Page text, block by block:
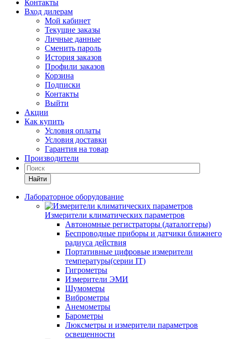
Контакты
Вход дилерам
Мой кабинет
Текущие заказы
Личные данные
Сменить пароль
История заказов
Профили заказов
Корзина
Подписки
Контакты
Выйти
Акции
Как купить
Условия оплаты
Условия доставки
Гарантия на товар
Производители
Найти
Лабораторное оборудование
Измерители климатических параметров
Автономные регистраторы (даталоггеры)
Беспроводные приборы и датчики ближнего
радиуса действия
Портативные цифровые измерители
температуры(серии IT)
Гигрометры
Измерители ЭМИ
Шумомеры
Виброметры
Анемометры
Барометры
Люксметры и измерители параметров
освещенности